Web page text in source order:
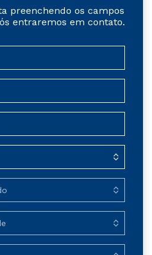
preenchendo os campos
entraremos em contato.